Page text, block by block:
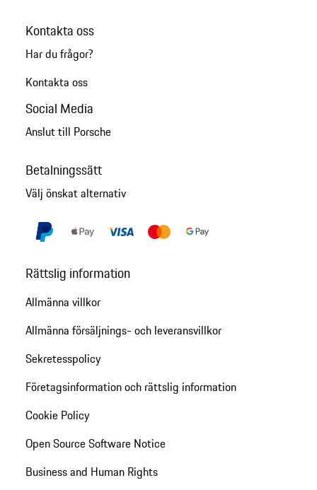
Kontakta oss
Har du frågor?
Kontakta oss
Social Media
Anslut till Porsche
Betalningssätt
Välj önskat alternativ
Rättslig information
Allmänna villkor
Allmänna försäljnings- och leveransvillkor
Sekretesspolicy
Företagsinformation och rättslig information
Cookie Policy
Open Source Software Notice
Business and Human Rights